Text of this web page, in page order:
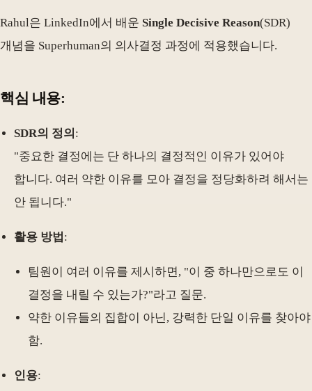
Rahul은 LinkedIn에서 배운 Single Decisive Reason(SDR)
개념을 Superhuman의 의사결정 과정에 적용했습니다.
핵심 내용:
SDR의 정의 :
"중요한 결정에는 단 하나의 결정적인 이유가 있어야
합니다. 여러 약한 이유를 모아 결정을 정당화하려 해서는
안 됩니다."
활용 방법 :
팀원이 여러 이유를 제시하면, "이 중 하나만으로도 이
결정을 내릴 수 있는가?"라고 질문.
약한 이유들의 집합이 아닌, 강력한 단일 이유를 찾아야
함.
인용: